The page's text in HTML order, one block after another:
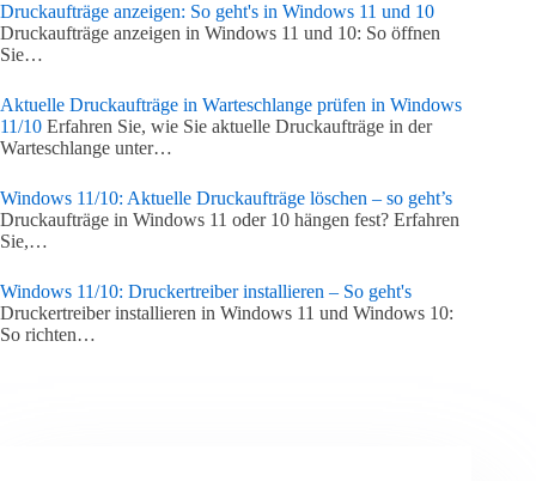
Druckaufträge anzeigen: So geht's in Windows 11 und 10
Druckaufträge anzeigen in Windows 11 und 10: So öffnen
Sie…
Aktuelle Druckaufträge in Warteschlange prüfen in Windows
11/10 Erfahren Sie, wie Sie aktuelle Druckaufträge in der
Warteschlange unter…
Windows 11/10: Aktuelle Druckaufträge löschen – so geht’s
Druckaufträge in Windows 11 oder 10 hängen fest? Erfahren
Sie,…
Windows 11/10: Druckertreiber installieren – So geht's
Druckertreiber installieren in Windows 11 und Windows 10:
So richten…